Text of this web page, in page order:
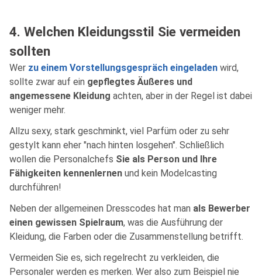
4. Welchen Kleidungsstil Sie vermeiden
sollten
Wer zu einem Vorstellungsgespräch eingeladen wird,
sollte zwar auf ein gepflegtes Äußeres und
angemessene Kleidung achten, aber in der Regel ist dabei
weniger mehr.
Allzu sexy, stark geschminkt, viel Parfüm oder zu sehr
gestylt kann eher "nach hinten losgehen". Schließlich
wollen die Personalchefs Sie als Person und Ihre
Fähigkeiten kennenlernen und kein Modelcasting
durchführen!
Neben der allgemeinen Dresscodes hat man als Bewerber
einen gewissen Spielraum, was die Ausführung der
Kleidung, die Farben oder die Zusammenstellung betrifft.
Vermeiden Sie es, sich regelrecht zu verkleiden, die
Personaler werden es merken. Wer also zum Beispiel nie